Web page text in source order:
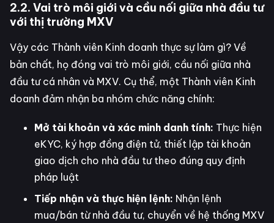
2.2. Vai trò môi giới và cầu nối giữa nhà đầu tư
với thị trường MXV
Vậy các Thành viên Kinh doanh thực sự làm gì? Về
bản chất, họ đóng vai trò môi giới, cầu nối giữa nhà
đầu tư cá nhân và MXV. Cụ thể, một Thành viên Kinh
doanh đảm nhận ba nhóm chức năng chính:
Mở tài khoản và xác minh danh tính: Thực hiện
eKYC, ký hợp đồng điện tử, thiết lập tài khoản
giao dịch cho nhà đầu tư theo đúng quy định
pháp luật
Tiếp nhận và thực hiện lệnh: Nhận lệnh
mua/bán từ nhà đầu tư, chuyển về hệ thống MXV